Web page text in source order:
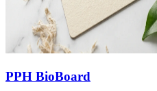
PPH BioBoard